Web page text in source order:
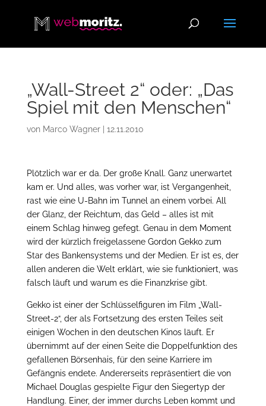
„Wall-Street 2“ oder: „Das
Spiel mit den Menschen“
von Marco Wagner| 12.11.2010
Plötzlich war er da. Der große Knall. Ganz unerwartet
kam er. Und alles, was vorher war, ist Vergangenheit,
rast wie eine U-Bahn im Tunnel an einem vorbei. All
der Glanz, der Reichtum, das Geld – alles ist mit
einem Schlag hinweg gefegt. Genau in dem Moment
wird der kürzlich freigelassene Gordon Gekko zum
Star des Bankensystems und der Medien. Er ist es, der
allen anderen die Welt erklärt, wie sie funktioniert, was
falsch läuft und warum es die Finanzkrise gibt.
Gekko ist einer der Schlüsselfiguren im Film „Wall-
Street-2“, der als Fortsetzung des ersten Teiles seit
einigen Wochen in den deutschen Kinos läuft. Er
übernimmt auf der einen Seite die Doppelfunktion des
gefallenen Börsenhais, für den seine Karriere im
Gefängnis endete. Andererseits repräsentiert die von
Michael Douglas gespielte Figur den Siegertyp der
Handlung. Einer, der immer durchs Leben kommt und